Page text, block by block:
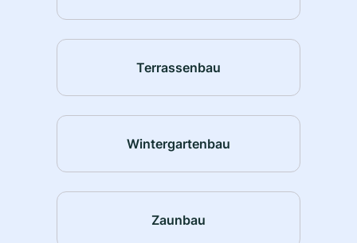
Terrassenbau
Wintergartenbau
Zaunbau